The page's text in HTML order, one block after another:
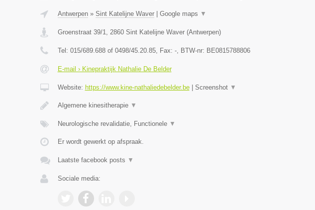
Antwerpen» Sint Katelijne Waver| Google maps ▼
Groenstraat 39/1, 2860 Sint Katelijne Waver(Antwerpen)
Tel: 015/689.688 of 0498/45.20.85, Fax: -, BTW-nr: BE0815788806
E-mail › Kinepraktijk Nathalie De Belder
Website: https://www.kine-nathaliedebelder.be| Screenshot ▼
Algemene kinesitherapie ▼
Neurologische revalidatie, Functionele ▼
Er wordt gewerkt op afspraak.
Laatste facebook posts ▼
Sociale media: